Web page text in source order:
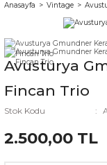
Anasayfa Vintage
Avusturya
Fincan Trio
Stok Kodu
2.500,00 TL